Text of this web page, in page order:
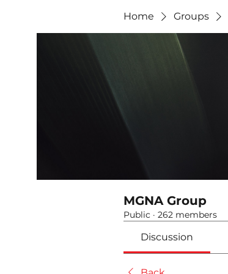
Home Groups
MGNA Group
Public · 262 members
Discussion